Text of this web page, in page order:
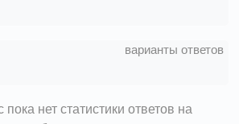
нет статистики ответов на